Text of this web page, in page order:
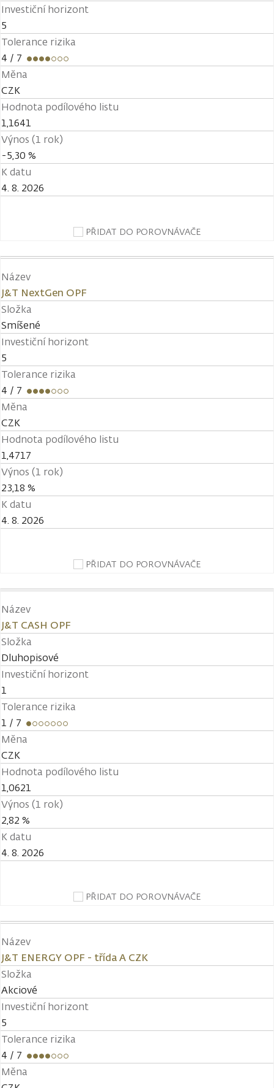
Investiční horizont
5
Tolerance rizika
4 / 7
Měna
CZK
Hodnota podílového listu
1,1641
Výnos (1 rok)
-5,30 %
K datu
4. 8. 2026
PŘIDAT DO POROVNÁVAČE
Název
J&T NextGen OPF
Složka
Smíšené
Investiční horizont
5
Tolerance rizika
4 / 7
Měna
CZK
Hodnota podílového listu
1,4717
Výnos (1 rok)
23,18 %
K datu
4. 8. 2026
PŘIDAT DO POROVNÁVAČE
Název
J&T CASH OPF
Složka
Dluhopisové
Investiční horizont
1
Tolerance rizika
1 / 7
Měna
CZK
Hodnota podílového listu
1,0621
Výnos (1 rok)
2,82 %
K datu
4. 8. 2026
PŘIDAT DO POROVNÁVAČE
Název
J&T ENERGY OPF - třída A CZK
Složka
Akciové
Investiční horizont
5
Tolerance rizika
4 / 7
Měna